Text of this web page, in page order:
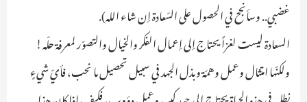
غضبي.. وسأنجح في الحصول على السّعادة إن شاء الله).
السعادة ليست لغزاً يحتاج إلى إعمال الفكر والخيال والتصوّر لمعرفة حلّه!
ولكنّها امتثال وعمل وهمّة وبذل الجهد في سبيل تحصيل ما نحب، فأيّ شيءٍ